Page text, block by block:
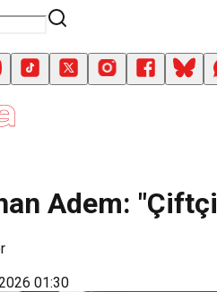
Adem:
01:30